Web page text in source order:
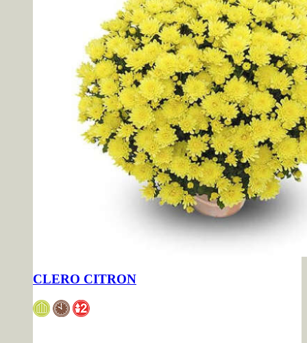
CLERO CITRON